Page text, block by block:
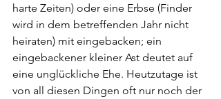
harte Zeiten) oder eine Erbse (Finder
wird in dem betreffenden Jahr nicht
heiraten) mit eingebacken; ein
eingebackener kleiner Ast deutet auf
eine unglückliche Ehe. Heutzutage ist
von all diesen Dingen oft nur noch der